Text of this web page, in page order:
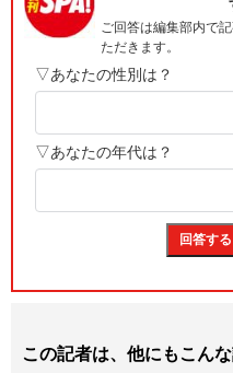
この記者は、他にもこん